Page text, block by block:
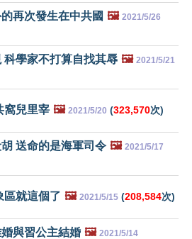
再次發生在中共國 🖼️ 2021/5/26
學家不打算自找其辱 🖼️ 2021/5/21
窩兒里宰 🖼️ 2021/5/20 (323,570次)
送命的是海軍司令 🖼️ 2021/5/17
區就這個了 🖼️ 2021/5/15 (208,584次)
與習公主結婚 🖼️ 2021/5/14